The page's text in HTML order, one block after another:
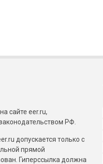
сайте eer.ru,
РФ.
допускается только с
прямой
Гиперссылка должна